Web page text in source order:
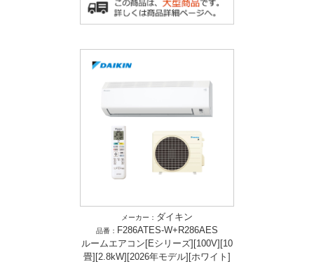
メーカー： ダイキン
品番： F286ATES-W+R286AES
ルームエアコン[Eシリーズ][100V][10
畳][2.8kW][2026年モデル][ホワイト]